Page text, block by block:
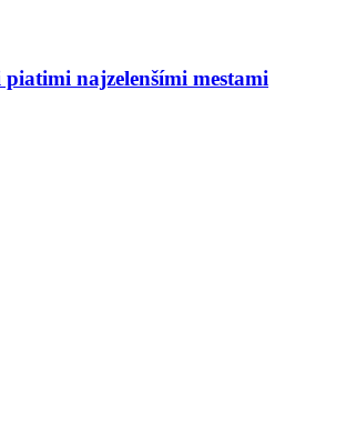
piatimi najzelenšími mestami